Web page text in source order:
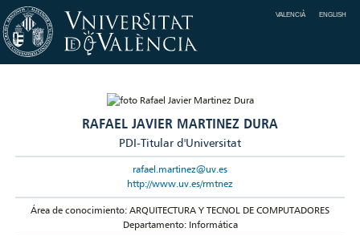
VALENCIÀ ENGLISH
RAFAEL JAVIER MARTINEZ DURA
PDI-Titular d'Universitat
rafael.martinez@uv.es
http://www.uv.es/rmtnez
Área de conocimiento: ARQUITECTURA Y TECNOL DE COMPUTADORES
Departamento: Informática